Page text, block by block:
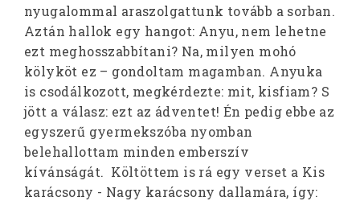
nyugalommal araszolgattunk tovább a sorban.
Aztán hallok egy hangot: Anyu, nem lehetne
ezt meghosszabbítani? Na, milyen mohó
kölyköt ez – gondoltam magamban. Anyuka
is csodálkozott, megkérdezte: mit, kisfiam? S
jött a válasz: ezt az ádventet! Én pedig ebbe az
egyszerű gyermekszóba nyomban
belehallottam minden emberszív
kívánságát. Költöttem is rá egy verset a Kis
karácsony - Nagy karácsony dallamára, így: